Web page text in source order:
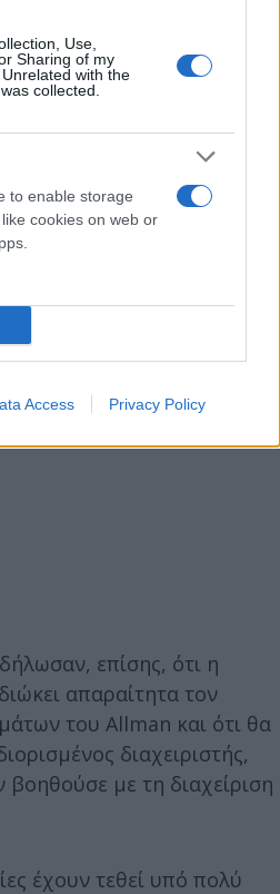
Use,
Sharing of my
with the
collected.
to enable storage
cookies on web or
Access Privacy Policy
επίσης, ότι η
απαραίτητα τον
του Allman και ότι θα
διαχειριστής,
βοηθούσε με τη διαχείριση
έχουν τεθεί υπό πολύ